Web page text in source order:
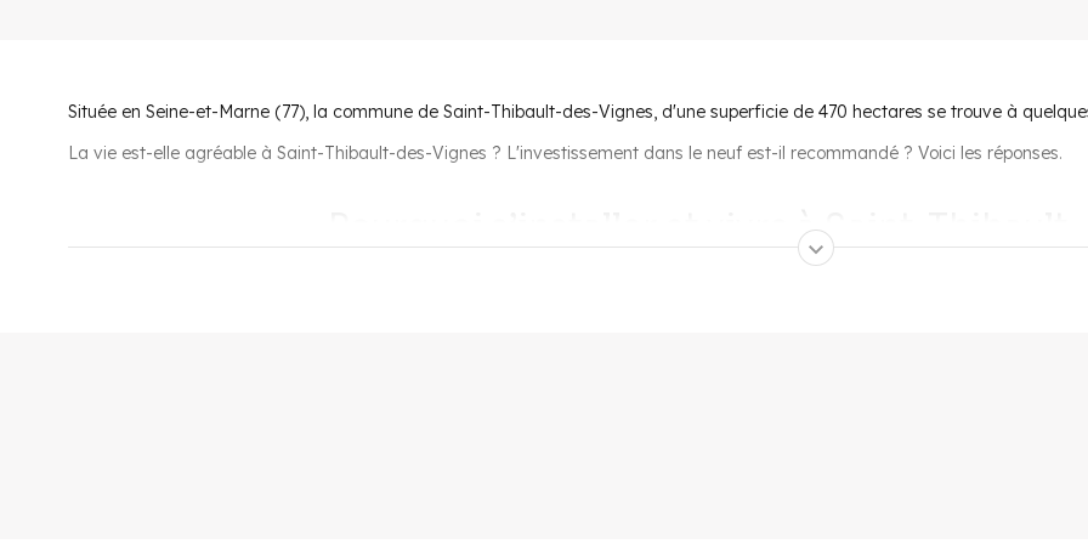
Située en Seine-et-Marne (77), la commune de Saint-Thibault-des-Vignes, d'une superficie de 470 hectares se trouve à
La vie est-elle agréable à Saint-Thibault-des-Vignes ? L'investissement dans le neuf est-il recommandé ? Voici les réponses.
Pourquoi s’installer et vivre à Saint-Thibault-